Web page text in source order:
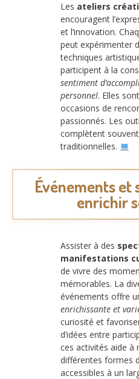
Les ateliers
encouragent
et l’innovation.
peut expérimenter
techniques
participent à la
sentiment
personnel. Elles
occasions de
passionnés. Les
complètent
traditionnelles.
Événements et
enrichir
Assister à des
manifestations
de vivre des
mémorables. La
événements offre
enrichissante et
curiosité et
d’idées entre
ces activités aide à
différentes formes
accessibles à un